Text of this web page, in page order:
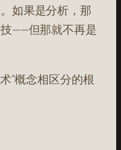
如果是分析，那
——但那就不再是
”概念相区分的根